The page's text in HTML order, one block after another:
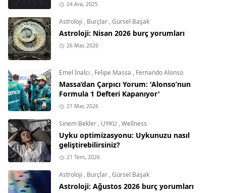
24 Ara, 2025
Astroloji , Burçlar,Gürsel Başak
Astroloji: Nisan 2026 burç yorumları
26 Mar, 2026
Emel İnalcı , Felipe Massa , Fernando Alonso
Massa’dan Çarpıcı Yorum: 'Alonso’nun
Formula 1 Defteri Kapanıyor'
21 Mar, 2026
Sinem Bekler, UYKU ,Wellness
Uyku optimizasyonu: Uykunuzu nasıl
geliştirebilirsiniz?
21 Tem, 2026
Astroloji , Burçlar,Gürsel Başak
Astroloji: Ağustos 2026 burç yorumları